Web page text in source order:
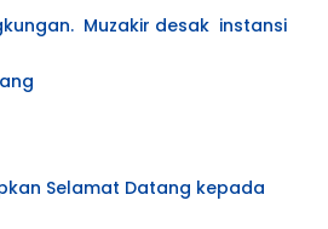
Muzakir desak instansi
Selamat Datang kepada